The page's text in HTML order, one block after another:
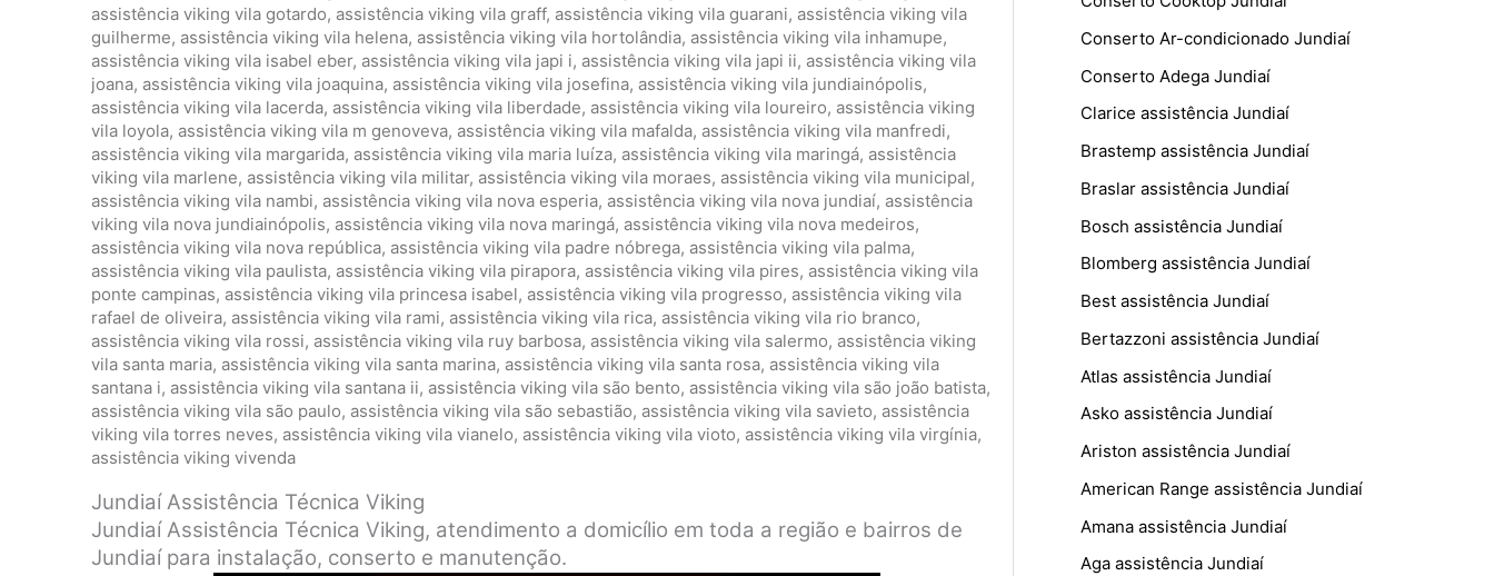
assistência viking vila gotardo, assistência viking vila graff, assistência viking vila guarani, assistência viking vila
guilherme, assistência viking vila helena, assistência viking vila hortolândia, assistência viking vila inhamupe,
assistência viking vila isabel eber, assistência viking vila japi i, assistência viking vila japi ii, assistência viking vila
joana, assistência viking vila joaquina, assistência viking vila josefina, assistência viking vila jundiainópolis,
assistência viking vila lacerda, assistência viking vila liberdade, assistência viking vila loureiro, assistência viking
vila loyola, assistência viking vila m genoveva, assistência viking vila mafalda, assistência viking vila manfredi,
assistência viking vila margarida, assistência viking vila maria luíza, assistência viking vila maringá, assistência
viking vila marlene, assistência viking vila militar, assistência viking vila moraes, assistência viking vila municipal,
assistência viking vila nambi, assistência viking vila nova esperia, assistência viking vila nova jundiaí, assistência
viking vila nova jundiainópolis, assistência viking vila nova maringá, assistência viking vila nova medeiros,
assistência viking vila nova república, assistência viking vila padre nóbrega, assistência viking vila palma,
assistência viking vila paulista, assistência viking vila pirapora, assistência viking vila pires, assistência viking vila
ponte campinas, assistência viking vila princesa isabel, assistência viking vila progresso, assistência viking vila
rafael de oliveira, assistência viking vila rami, assistência viking vila rica, assistência viking vila rio branco,
assistência viking vila rossi, assistência viking vila ruy barbosa, assistência viking vila salermo, assistência viking
vila santa maria, assistência viking vila santa marina, assistência viking vila santa rosa, assistência viking vila
santana i, assistência viking vila santana ii, assistência viking vila são bento, assistência viking vila são joão batista,
assistência viking vila são paulo, assistência viking vila são sebastião, assistência viking vila savieto, assistência
viking vila torres neves, assistência viking vila vianelo, assistência viking vila vioto, assistência viking vila virgínia,
assistência viking vivenda
Jundiaí Assistência Técnica Viking
Jundiaí Assistência Técnica Viking, atendimento a domicílio em toda a região e bairros de
Jundiaí para instalação, conserto e manutenção.
Conserto Ar-condicionado Jundiaí
Conserto Adega Jundiaí
Clarice assistência Jundiaí
Brastemp assistência Jundiaí
Braslar assistência Jundiaí
Bosch assistência Jundiaí
Blomberg assistência Jundiaí
Best assistência Jundiaí
Bertazzoni assistência Jundiaí
Atlas assistência Jundiaí
Asko assistência Jundiaí
Ariston assistência Jundiaí
American Range assistência Jundiaí
Amana assistência Jundiaí
Aga assistência Jundiaí